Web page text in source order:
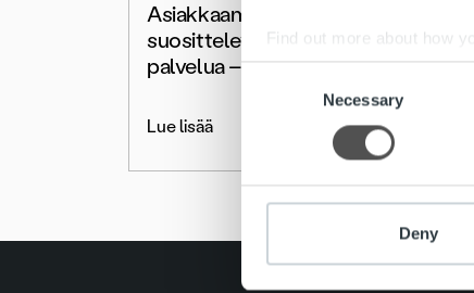
Find out more about how
We use cookies to
information about your
other information that
Consent
Necessary
Deny
Asiakkaamme
suosittelevat Ropon
palvelua – NPS 65
Lue lisää